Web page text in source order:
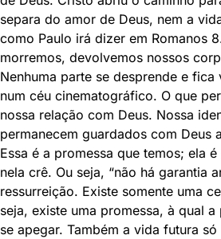
separa do amor de Deus, nem a
como Paulo irá dizer em Romanos
morremos, devolvemos nossos
Nenhuma parte se desprende e
num céu cinematográfico. O que
nossa relação com Deus. Nossa
permanecem guardados com Deus
Essa é a promessa que temos; ela
nela crê. Ou seja, “não há garantia
ressurreição. Existe somente uma
seja, existe uma promessa, à qual a
se apegar. Também a vida futura